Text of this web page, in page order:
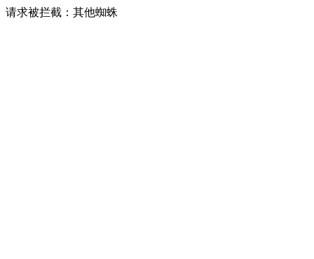
请求被拦截：其他蜘蛛